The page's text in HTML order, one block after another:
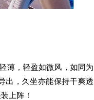
薄，轻盈如微风，如同为
出，久坐亦能保持干爽透
上阵！